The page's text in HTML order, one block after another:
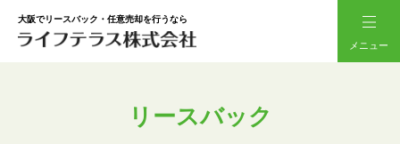
大阪でリースバック・任意売却を行うなら
メニュー
リースバック